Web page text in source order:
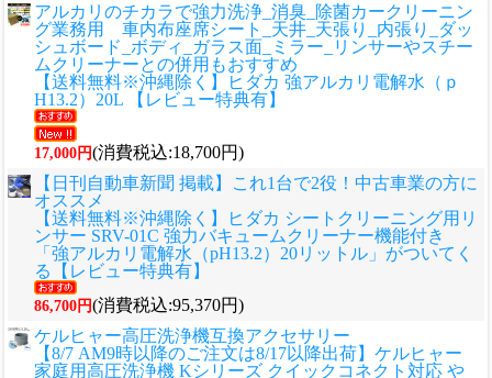
アルカリのチカラで強力洗浄_消臭_除菌カークリーニン
グ業務用 車内布座席シート_天井_天張り_内張り_ダッ
シュボード_ボディ_ガラス面_ミラー_リンサーやスチー
ムクリーナーとの併用もおすすめ
【送料無料※沖縄除く】ヒダカ 強アルカリ電解水（ｐ
H13.2）20L 【レビュー特典有】
17,000円(消費税込:18,700円)
【日刊自動車新聞 掲載】これ1台で2役！中古車業の方に
オススメ
【送料無料※沖縄除く】ヒダカ シートクリーニング用リ
ンサー SRV-01C 強力バキュームクリーナー機能付き
「強アルカリ電解水（pH13.2）20リットル」がついてく
る【レビュー特典有】
86,700円(消費税込:95,370円)
ケルヒャー高圧洗浄機互換アクセサリー
【8/7 AM9時以降のご注文は8/17以降出荷】ケルヒャー
家庭用高圧洗浄機 Kシリーズ クイックコネクト対応 や